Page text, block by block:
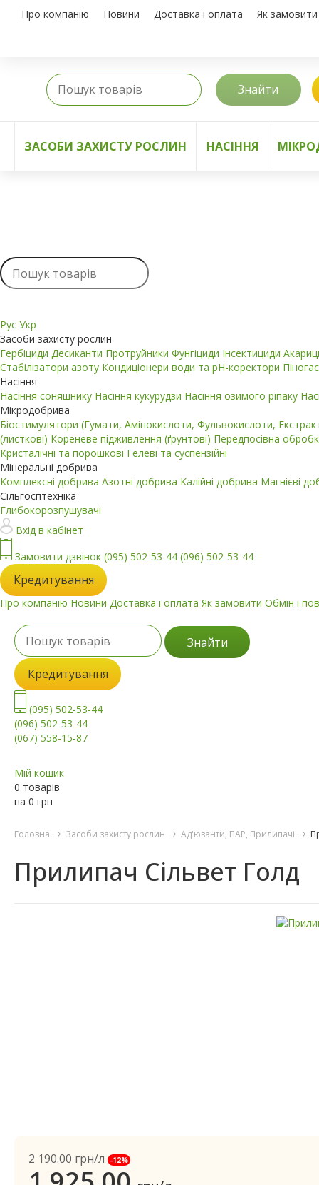
Про компанію Новини Доставка і оплата Як замовити
Знайти
ЗАСОБИ ЗАХИСТУ РОСЛИН НАСІННЯ
Рус Укр
Засоби захисту рослин
Гербіциди Десиканти Протруйники Фунгіциди Інсектициди
Стабілізатори азоту Кондиціонери води та pH-коректори
Насіння
Насіння соняшнику Насіння кукурудзи Насіння озимого ріпаку
Мікродобрива
Біостимулятори (Гумати, Амінокислоти, Фульвокислоти,
(листкові) Кореневе підживлення (ґрунтові) Передпосівна
Кристалічні та порошкові Гелеві та суспензійні
Мінеральні добрива
Комплексні добрива Азотні добрива Калійні добрива Магнієві
Сільгосптехніка
Глибокорозпушувачі
Вхід в кабінет
Замовити дзвінок (095) 502-53-44 (096) 502-53-44
Кредитування
Про компанію Новини Доставка і оплата Як замовити Обмін і
Знайти
Кредитування
(095) 502-53-44
(096) 502-53-44
(067) 558-15-87
Мій кошик
0 товарів
на 0 грн
Головна Засоби захисту рослин Ад'юванти, ПАР, Прилипачі
Прилипач Сільвет Голд
2 190.00грн/л -12%